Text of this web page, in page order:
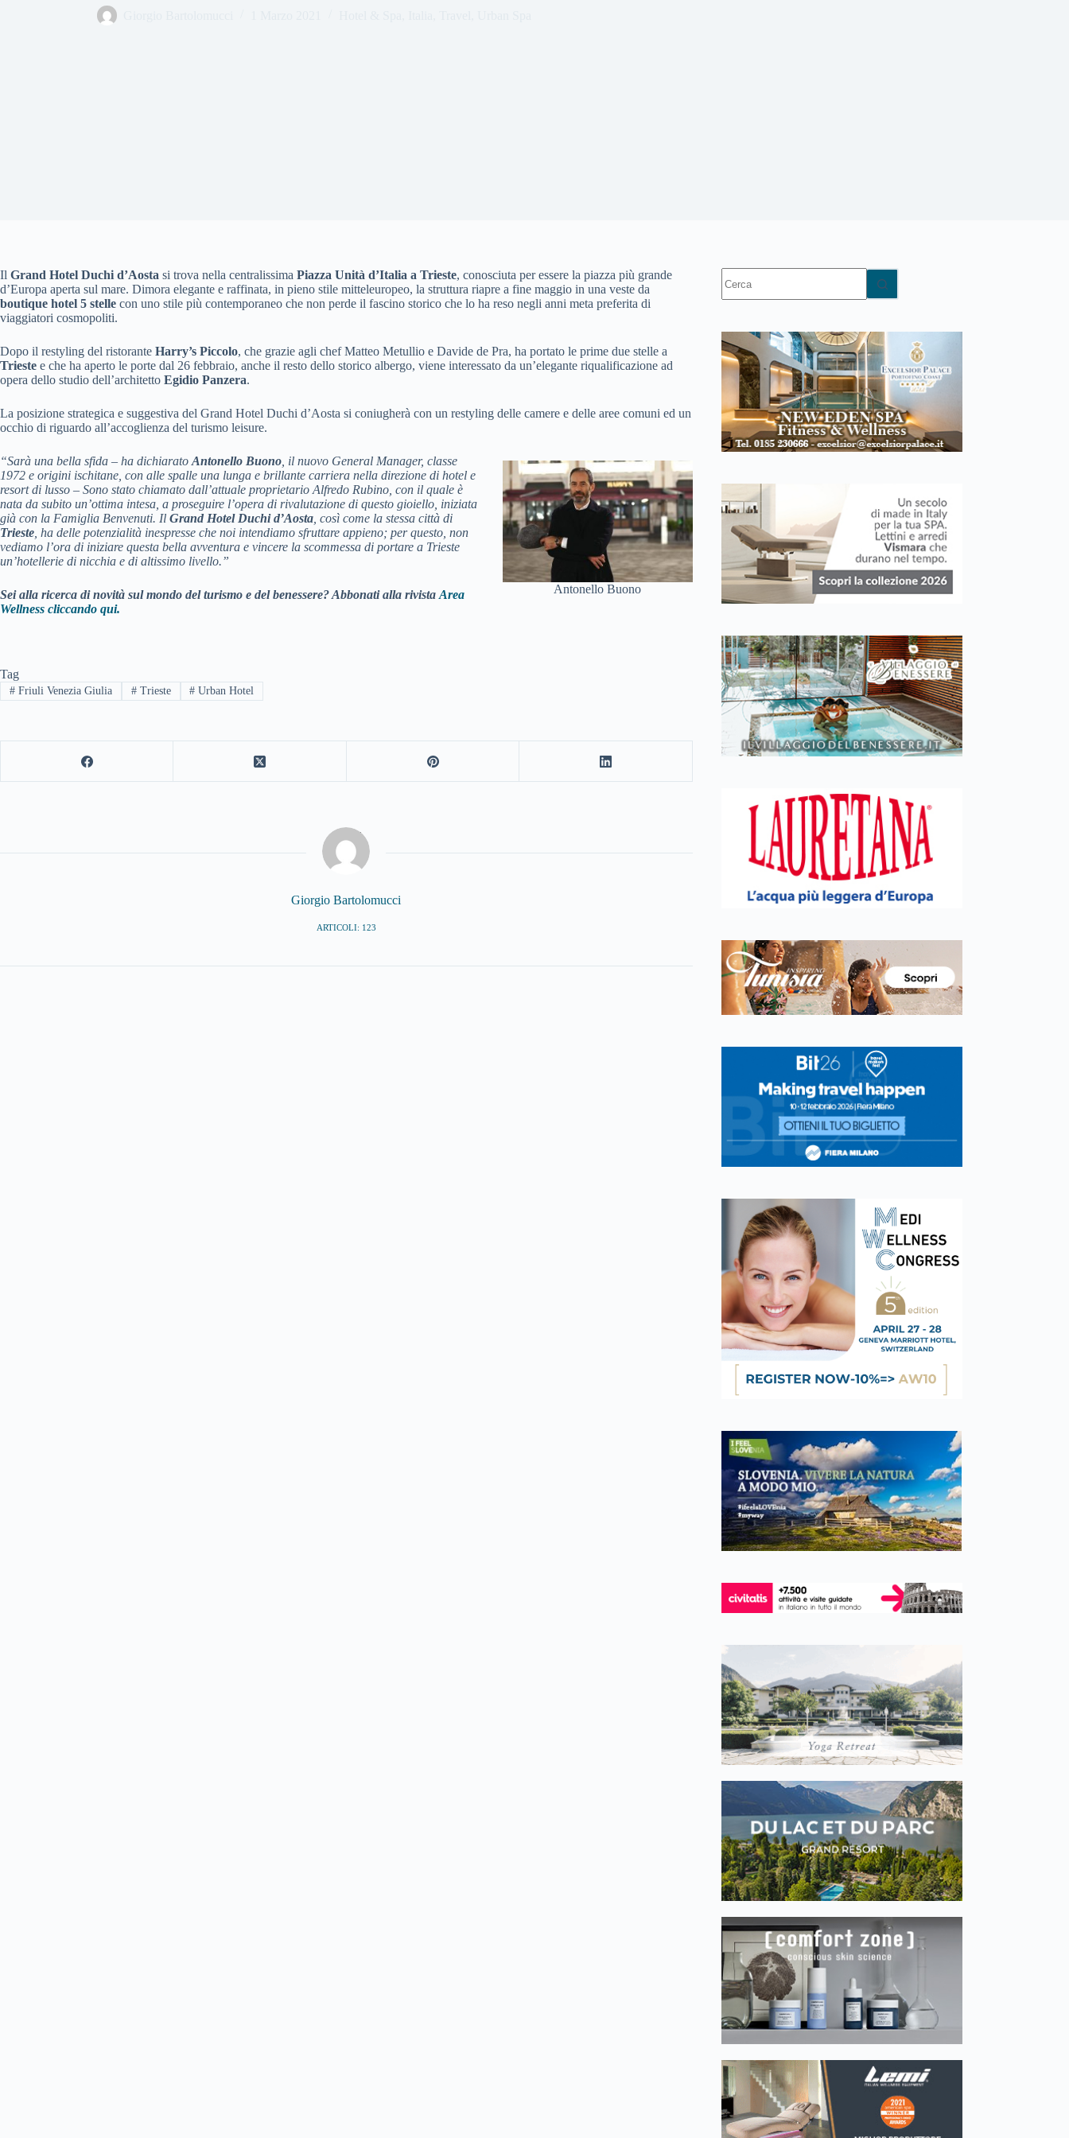
Il Grand Hotel Duchi d’Aosta si trova nella centralissima Piazza Unità d’Italia a Trieste, conosciuta per essere la piazza più grande
d’Europa aperta sul mare. Dimora elegante e raffinata, in pieno stile mitteleuropeo, la struttura riapre a fine maggio in una veste da
boutique hotel 5 stelle con uno stile più contemporaneo che non perde il fascino storico che lo ha reso negli anni meta preferita di
viaggiatori cosmopoliti.
Dopo il restyling del ristorante Harry’s Piccolo, che grazie agli chef Matteo Metullio e Davide de Pra, ha portato le prime due stelle a
Trieste e che ha aperto le porte dal 26 febbraio, anche il resto dello storico albergo, viene interessato da un’elegante riqualificazione ad
opera dello studio dell’architetto Egidio Panzera.
La posizione strategica e suggestiva del Grand Hotel Duchi d’Aosta si coniugherà con un restyling delle camere e delle aree comuni ed un
occhio di riguardo all’accoglienza del turismo leisure.
Antonello Buono
“Sarà una bella sfida – ha dichiarato Antonello Buono , il nuovo General Manager, classe
1972 e origini ischitane, con alle spalle una lunga e brillante carriera nella direzione di hotel e
resort di lusso – Sono stato chiamato dall’attuale proprietario Alfredo Rubino, con il quale è
nata da subito un’ottima intesa, a proseguire l’opera di rivalutazione di questo gioiello, iniziata
già con la Famiglia Benvenuti. Il Grand Hotel Duchi d’Aosta , così come la stessa città di
Trieste , ha delle potenzialità inespresse che noi intendiamo sfruttare appieno; per questo, non
vediamo l’ora di iniziare questa bella avventura e vincere la scommessa di portare a Trieste
un’hotellerie di nicchia e di altissimo livello.”
Sei alla ricerca di novità sul mondo del turismo e del benessere? Abbonati alla rivista Area
Wellness cliccando qui.
Tag
#Friuli Venezia Giulia #Trieste # Urban Hotel
Giorgio Bartolomucci
ARTICOLI: 123
risultato